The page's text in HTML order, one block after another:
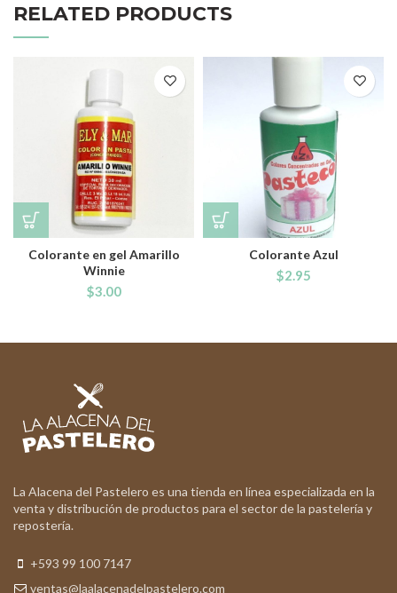
RELATED PRODUCTS
Colorante en gel Amarillo
Winnie
$3.00
Colorante Azul
$2.95
La Alacena del Pastelero es una tienda en línea especializada en la
venta y distribución de productos para el sector de la pastelería y
repostería.
+593 99 100 7147
ventas@laalacenadelpastelero.com